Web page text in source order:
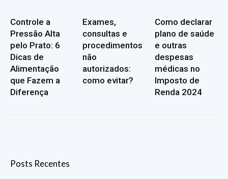
Controle a
Pressão Alta
pelo Prato: 6
Dicas de
Alimentação
que Fazem a
Diferença
Exames,
consultas e
procedimentos
não
autorizados:
como evitar?
Como declarar
plano de saúde
e outras
despesas
médicas no
Imposto de
Renda 2024
Posts Recentes